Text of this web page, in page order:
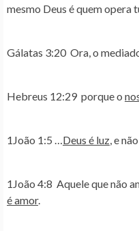
mesmo Deus é quem opera
Gálatas 3:20 Ora, o
Hebreus 12:29 porque o
1João 1:5 …Deus é luz, e
1João 4:8 Aquele que não
é amor.